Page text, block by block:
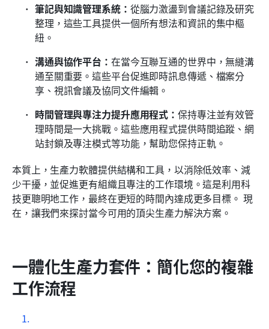
筆記與知識管理系統： 從腦力激盪到會議記錄及研究
整理，這些工具提供一個所有想法和資訊的集中樞
紐。
溝通與協作平台： 在當今互聯互通的世界中，無縫溝
通至關重要。這些平台促進即時訊息傳遞、檔案分
享、視訊會議及協同文件編輯。
時間管理與專注力提升應用程式：保持專注並有效管
理時間是一大挑戰。這些應用程式提供時間追蹤、網
站封鎖及專注模式等功能，幫助您保持正軌。
本質上，生產力軟體提供結構和工具，以消除低效率、減
少干擾，並促進更有組織且專注的工作環境。這是利用科
技更聰明地工作，最終在更短的時間內達成更多目標。 現
在，讓我們來探討當今可用的頂尖生產力解決方案。
一體化生產力套件：簡化您的複雜
工作流程